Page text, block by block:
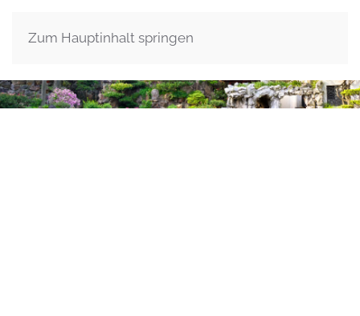
Zum Hauptinhalt springen